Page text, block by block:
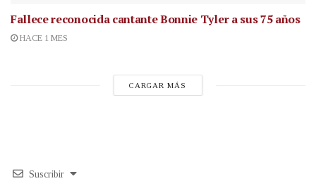
Fallece reconocida cantanteBonnie Tyler a sus 75 años
HACE 1 MES
CARGAR MÁS
Suscribir